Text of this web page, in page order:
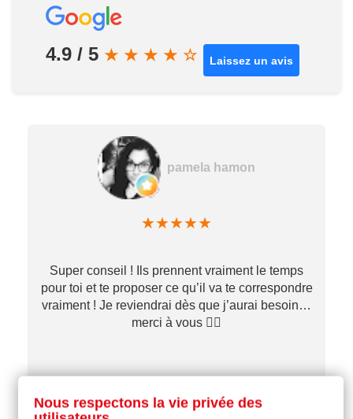
4.9 / 5 ★ ★ ★ ★ ☆ Laissez un avis
pamela hamon
★★★★★
Super conseil ! Ils prennent vraiment le temps
pour toi et te proposer ce qu’il va te correspondre
vraiment ! Je reviendrai dès que j’aurai besoin…
merci à vous ✌🏼
Nous respectons la vie privée des